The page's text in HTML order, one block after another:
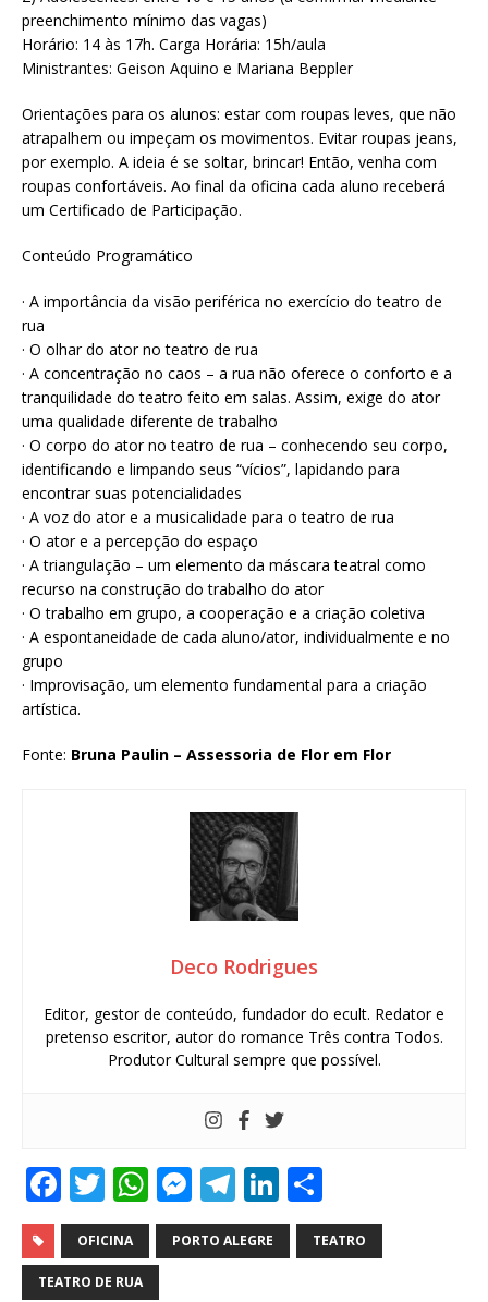
preenchimento mínimo das vagas)
Horário: 14 às 17h. Carga Horária: 15h/aula
Ministrantes: Geison Aquino e Mariana Beppler
Orientações para os alunos: estar com roupas leves, que não
atrapalhem ou impeçam os movimentos. Evitar roupas jeans,
por exemplo. A ideia é se soltar, brincar! Então, venha com
roupas confortáveis. Ao final da oficina cada aluno receberá
um Certificado de Participação.
Conteúdo Programático
· A importância da visão periférica no exercício do teatro de
rua
· O olhar do ator no teatro de rua
· A concentração no caos – a rua não oferece o conforto e a
tranquilidade do teatro feito em salas. Assim, exige do ator
uma qualidade diferente de trabalho
· O corpo do ator no teatro de rua – conhecendo seu corpo,
identificando e limpando seus “vícios”, lapidando para
encontrar suas potencialidades
· A voz do ator e a musicalidade para o teatro de rua
· O ator e a percepção do espaço
· A triangulação – um elemento da máscara teatral como
recurso na construção do trabalho do ator
· O trabalho em grupo, a cooperação e a criação coletiva
· A espontaneidade de cada aluno/ator, individualmente e no
grupo
· Improvisação, um elemento fundamental para a criação
artística.
Fonte: Bruna Paulin – Assessoria de Flor em Flor
Deco Rodrigues
Editor, gestor de conteúdo, fundador do ecult. Redator e
pretenso escritor, autor do romance Três contra Todos.
Produtor Cultural sempre que possível.
F
a
c
e
T
w
it
te
W
h
at
s
M
e
ss
T
el
e
Li
n
k
h
ar
OFICINA PORTO ALEGRE TEATRO
TEATRO DE RUA